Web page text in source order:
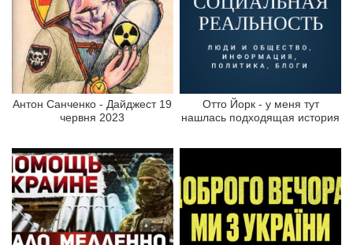
Антон Санченко - Дайджест 19
червня 2023
Отто Йорк - у меня тут
нашлась подходящая история